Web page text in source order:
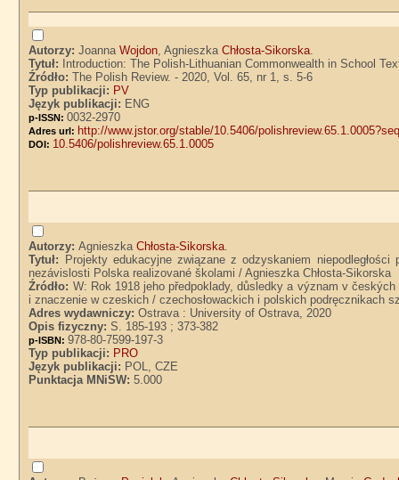
Autorzy:JoannaWojdon, AgnieszkaChłosta-Sikorska.
Tytuł:
Introduction: The Polish-Lithuanian Commonwealth in School
Źródło:The Polish Review. - 2020, Vol. 65, nr 1, s. 5-6
Typ publikacji: PV
Język publikacji: ENG
p-ISSN:0032-2970
Adres url: http://www.jstor.org/stable/10.5406/
DOI: 10.5406/polishreview.65.1.0005
Autorzy:AgnieszkaChłosta-Sikorska.
Tytuł:
Projekty edukacyjne związane z odzyskaniem
nezávislosti Polska realizované školami / Agnieszka Chłosta-Sikorska
Źródło: W: Rok 1918 jeho předpoklady, důsledky a význam v
i znaczenie w czeskich / czechosłowackich i polskich podręcznikach
Adres wydawniczy:Ostrava : University of Ostrava, 2020
Opis fizyczny:S. 185-193 ; 373-382
p-ISBN:978-80-7599-197-3
Typ publikacji: PRO
Język publikacji: POL, CZE
Punktacja MNiSW:5.000